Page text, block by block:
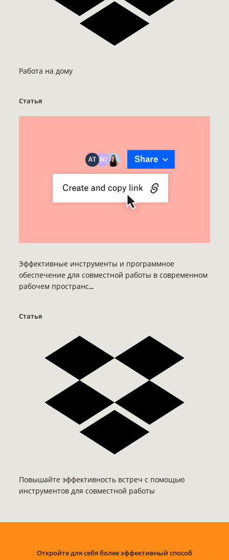
Работа на дому
Статья
Эффективные инструменты и программное
обеспечение для совместной работы в современном
рабочем пространс...
Статья
Повышайте эффективность встреч с помощью
инструментов для совместной работы
Откройте для себя более эффективный способ